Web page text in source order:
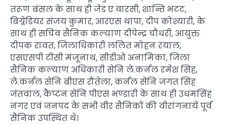
तरूण बंसल के साथ ही जेड ए वारसी, शान्ति भटट,
बिग्र्रेडियर संजय कुमार, आरएस थापा, दीप कोश्यारी, के
साथ ही सचिव सैनिक कल्याण दीपेन्द्र चौधरी, आयुक्त
दीपक रावत, जिलाधिकारी ललित मोहन रयाल,
एसएसपी टीसी मंजूनाथ, सीडीओ अनामिका, जिला
सैनिक कल्याण अधिकारी सेनि ले.कर्नल रमेश सिंह,
ले.कर्नल सेनि बीएस रौतेला, कर्नल सेनि जगत सिंह
जंतवाल, कैप्टन सेनि पीएस भण्डारी के साथ ही उधमसिंह
नगर एवं जनपद के सभी वीर सैनिकों की वीरांगनायें पूर्व
सैनिक उपस्थित थे।